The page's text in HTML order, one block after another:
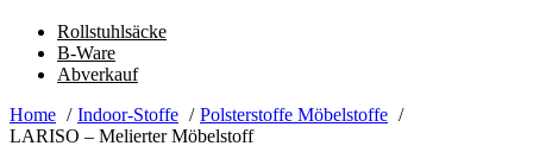
Rollstuhlsäcke
B-Ware
Abverkauf
Home
Indoor-Stoffe
Polsterstoffe Möbelstoffe
LARISO – Melierter Möbelstoff